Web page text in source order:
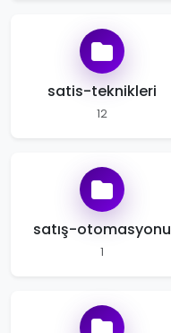
satis-teknikleri
12
satış-otomasyonu
1